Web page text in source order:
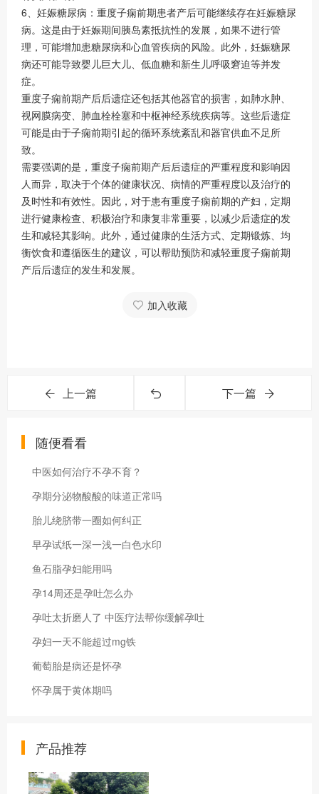
6、妊娠糖尿病：重度子痫前期患者产后可能继续存在妊娠糖尿
病。这是由于妊娠期间胰岛素抵抗性的发展，如果不进行管
理，可能增加患糖尿病和心血管疾病的风险。此外，妊娠糖尿
病还可能导致婴儿巨大儿、低血糖和新生儿呼吸窘迫等并发
症。
重度子痫前期产后后遗症还包括其他器官的损害，如肺水肿、
视网膜病变、肺血栓栓塞和中枢神经系统疾病等。这些后遗症
可能是由于子痫前期引起的循环系统紊乱和器官供血不足所
致。
需要强调的是，重度子痫前期产后后遗症的严重程度和影响因
人而异，取决于个体的健康状况、病情的严重程度以及治疗的
及时性和有效性。因此，对于患有重度子痫前期的产妇，定期
进行健康检查、积极治疗和康复非常重要，以减少后遗症的发
生和减轻其影响。此外，通过健康的生活方式、定期锻炼、均
衡饮食和遵循医生的建议，可以帮助预防和减轻重度子痫前期
产后后遗症的发生和发展。
加入收藏
上一篇 下一篇
随便看看
中医如何治疗不孕不育？
孕期分泌物酸酸的味道正常吗
胎儿绕脐带一圈如何纠正
早孕试纸一深一浅一白色水印
鱼石脂孕妇能用吗
孕14周还是孕吐怎么办
孕吐太折磨人了 中医疗法帮你缓解孕吐
孕妇一天不能超过mg铁
葡萄胎是病还是怀孕
怀孕属于黄体期吗
产品推荐